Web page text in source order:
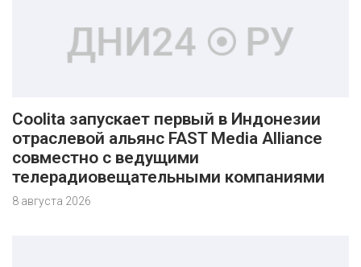
Coolita запускает первый в Индонезии
отраслевой альянс FAST Media Alliance
совместно с ведущими
телерадиовещательными компаниями
8 августа 2026